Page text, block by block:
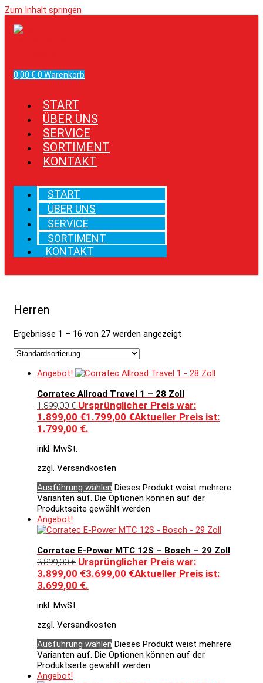
Zum Inhalt springen
0,00 € 0 Warenkorb
START
ÜBER UNS
SERVICE
SORTIMENT
KONTAKT
START
ÜBER UNS
SERVICE
SORTIMENT
KONTAKT
Herren
Ergebnisse 1 – 16 von 27 werden angezeigt
Angebot!
Corratec Allroad Travel 1 – 28 Zoll
1.899,00€ Ursprünglicher Preis war:
1.899,00 €1.799,00 €Aktueller Preis ist:
1.799,00 €.
inkl. MwSt.
zzgl. Versandkosten
Ausführung wählen Dieses Produkt weist mehrere
Varianten auf. Die Optionen können auf der
Produktseite gewählt werden
Angebot!
Corratec E-Power MTC 12S – Bosch – 29 Zoll
3.899,00€ Ursprünglicher Preis war:
3.899,00 €3.699,00 €Aktueller Preis ist:
3.699,00 €.
inkl. MwSt.
zzgl. Versandkosten
Ausführung wählen Dieses Produkt weist mehrere
Varianten auf. Die Optionen können auf der
Produktseite gewählt werden
Angebot!